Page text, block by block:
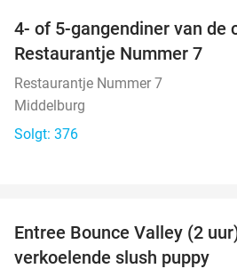
4- of 5-gangendiner van de
Restaurantje Nummer 7
Restaurantje Nummer 7
Middelburg
Solgt: 376
Entree Bounce Valley (2
verkoelende slush puppy